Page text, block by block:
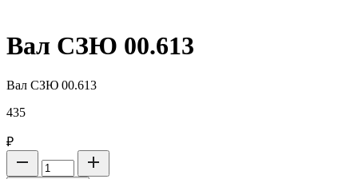
Вал СЗЮ 00.613
Вал СЗЮ 00.613
435
₽